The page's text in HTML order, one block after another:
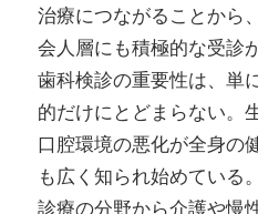
治療につながることから
会人層にも積極的な受診
歯科検診の重要性は、単
的だけにとどまらない。
口腔環境の悪化が全身の
も広く知られ始めている